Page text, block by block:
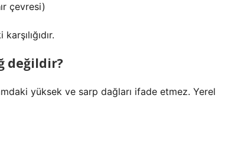
çevresi)
değildir?
yüksek ve sarp dağları ifade etmez. Yerel